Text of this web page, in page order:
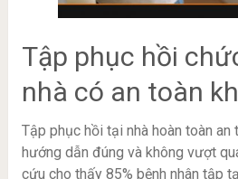
Tập phục hồi
nhà có an toàn
Tập phục hồi tại nhà hoàn toàn an
hướng dẫn đúng và không vượt
cứu cho thấy 85% bệnh nhân tập